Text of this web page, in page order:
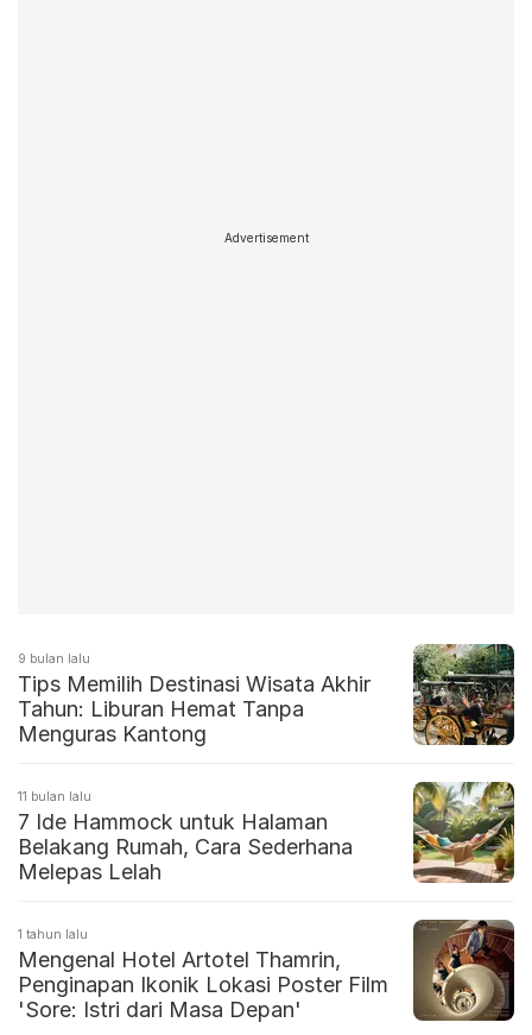
Advertisement
9 bulan lalu
Tips Memilih Destinasi Wisata Akhir
Tahun: Liburan Hemat Tanpa
Menguras Kantong
11 bulan lalu
7 Ide Hammock untuk Halaman
Belakang Rumah, Cara Sederhana
Melepas Lelah
1 tahun lalu
Mengenal Hotel Artotel Thamrin,
Penginapan Ikonik Lokasi Poster Film
'Sore: Istri dari Masa Depan'